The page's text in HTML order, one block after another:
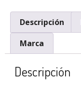
Descripción
Marca
Descripción